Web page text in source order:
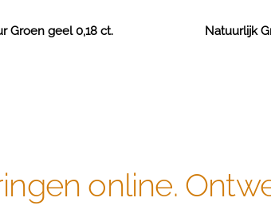
Groen geel 0,18 ct. Natuurlijk
online.